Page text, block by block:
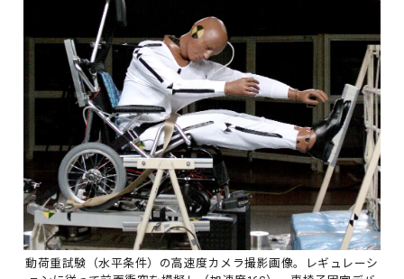
動荷重試験（水平条件）の高速度カメラ撮影画像。レギュレーシ